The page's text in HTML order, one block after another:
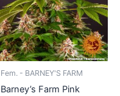
Fem. - BARNEY'S FARM
Barney’s Farm Pink
Voit
tehdä